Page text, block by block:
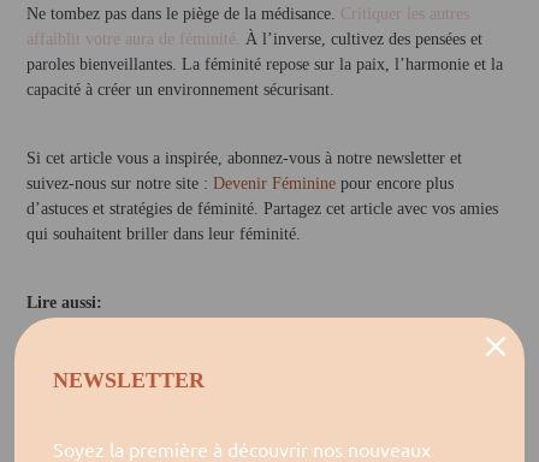
Ne tombez pas dans le piège de la médisance. Critiquer les autres
affaiblit votre aura de féminité. À l’inverse, cultivez des pensées et
paroles bienveillantes. La féminité repose sur la paix, l’harmonie et la
capacité à créer un environnement sécurisant.
Si cet article vous a inspirée, abonnez-vous à notre newsletter et
suivez-nous sur notre site : Devenir Féminine pour encore plus
d’astuces et stratégies de féminité. Partagez cet article avec vos amies
qui souhaitent briller dans leur féminité.
Lire aussi:
L’élégance au quotidien : 5 choses à éviter absolument
NEWSLETTER
Soyez la première à découvrir nos nouveaux